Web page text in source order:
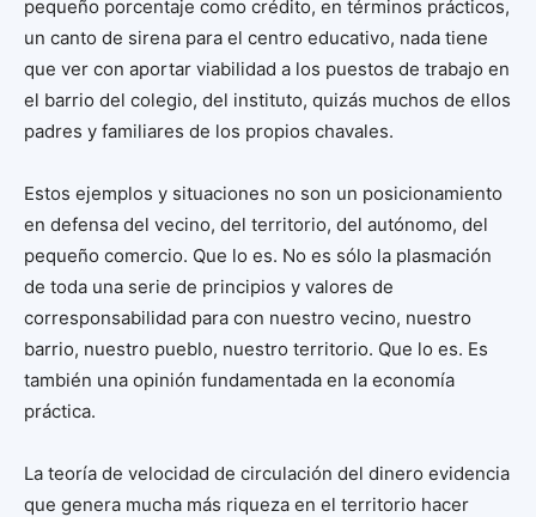
pequeño porcentaje como crédito, en términos prácticos,
un canto de sirena para el centro educativo, nada tiene
que ver con aportar viabilidad a los puestos de trabajo en
el barrio del colegio, del instituto, quizás muchos de ellos
padres y familiares de los propios chavales.
Estos ejemplos y situaciones no son un posicionamiento
en defensa del vecino, del territorio, del autónomo, del
pequeño comercio. Que lo es. No es sólo la plasmación
de toda una serie de principios y valores de
corresponsabilidad para con nuestro vecino, nuestro
barrio, nuestro pueblo, nuestro territorio. Que lo es. Es
también una opinión fundamentada en la economía
práctica.
La teoría de velocidad de circulación del dinero evidencia
que genera mucha más riqueza en el territorio hacer